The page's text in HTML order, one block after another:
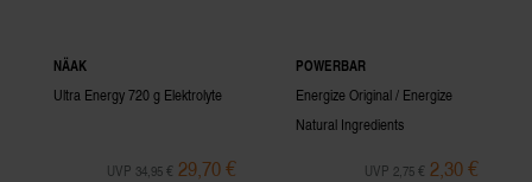
NÄAK
Ultra Energy 720 g Elektrolyte
UVP 34,95 € 29,70 €
POWERBAR
Energize Original / Energize
Natural Ingredients
UVP 2,75 € 2,30 €